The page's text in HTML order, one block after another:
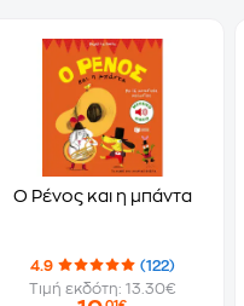
Ο Ρένος και η μπάντα
4.9
(122)
Τιμή εκδότη: 13.30€